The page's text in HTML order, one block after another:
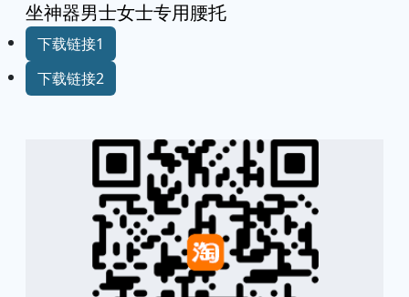
坐神器男士女士专用腰托
下载链接1
下载链接2